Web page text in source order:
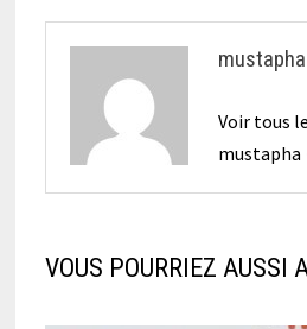
mustapha
Voir tous
VOUS POURRIEZ AUSSI